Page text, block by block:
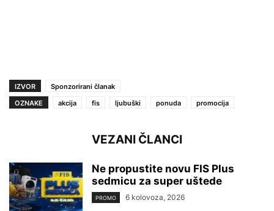
IZVOR
Sponzorirani članak
OZNAKE
akcija fis ljubuški ponuda promocija
VEZANI ČLANCI
Ne propustite novu FIS Plus
sedmicu za super uštede
PROMO 6 kolovoza, 2026